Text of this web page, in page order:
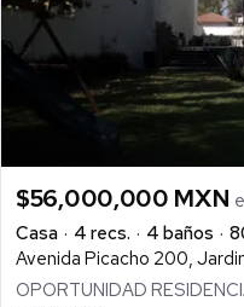
$56,000,000 MXN
Casa
4 recs. 4 baños
Avenida Picacho 200,
OPORTUNIDAD